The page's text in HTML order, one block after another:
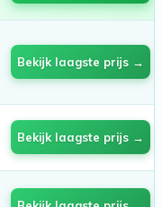
Bekijk laagste prijs →
Bekijk laagste prijs →